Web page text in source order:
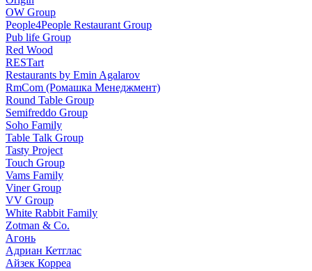
OW Group
People4People Restaurant Group
Pub life Group
Red Wood
RESTart
Restaurants by Emin Agalarov
RmCom (Ромашка Менеджмент)
Round Table Group
Semifreddo Group
Soho Family
Table Talk Group
Tasty Project
Touch Group
Vams Family
Viner Group
VV Group
White Rabbit Family
Zotman & Co.
Агонь
Адриан Кетглас
Айзек Корреа